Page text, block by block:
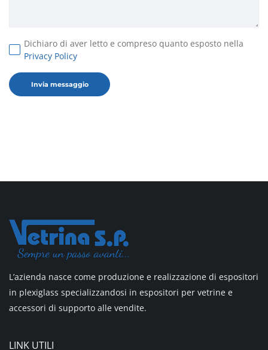
Dichiaro di aver letto e compreso quanto esposto nella
Privacy Policy
L’azienda nasce come produzione e realizzazione di espositori
in plexiglass specializzandosi in espositori per vetrine e
accessori di supporto alle vendite.
LINK UTILI